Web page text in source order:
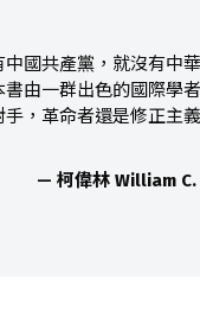
國共產黨，就沒有中
由一群出色的國際學
，革命者還是修正主
— 柯偉林 William C.